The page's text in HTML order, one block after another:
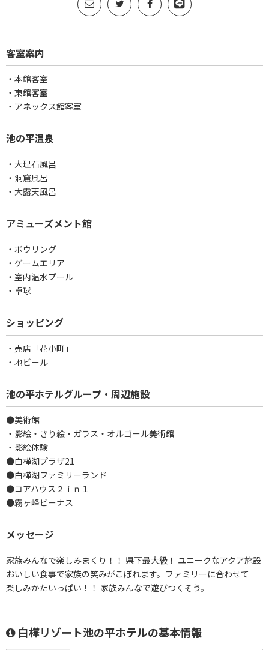
客室案内
・本館客室
・東館客室
・アネックス館客室
池の平温泉
・大理石風呂
・洞窟風呂
・大露天風呂
アミューズメント館
・ボウリング
・ゲームエリア
・室内温水プール
・卓球
ショッピング
・売店「花小町」
・地ビール
池の平ホテルグループ・周辺施設
●美術館
・影絵・きり絵・ガラス・オルゴール美術館
・影絵体験
●白樺湖プラザ21
●白樺湖ファミリーランド
●コアハウス２ｉｎ１
●霧ヶ峰ビーナス
メッセージ
家族みんなで楽しみまくり！！ 県下最大級！ ユニークなアクア施設
おいしい食事で家族の笑みがこぼれます。ファミリーに合わせて
楽しみかたいっぱい！！ 家族みんなで遊びつくそう。
白樺リゾート池の平ホテルの基本情報